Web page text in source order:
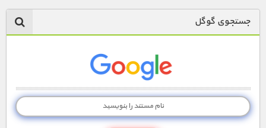
1900 تومان – دانلود قسمت 9 (افزودن به سبد خريد)
جستجوی گوگل